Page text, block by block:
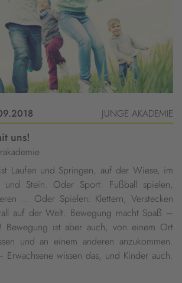
JUNGE AKADEMIE
uns!
Laufen und Springen, auf der Wiese, im
Stein. Oder Sport: Fußball spielen,
… Oder Spielen: Klettern, Verstecken
auf der Welt. Bewegung macht Spaß –
Bewegung ist aber auch, von einem Ort
und an einem anderen anzukommen.
Erwachsene wissen das, und Kinder auch.